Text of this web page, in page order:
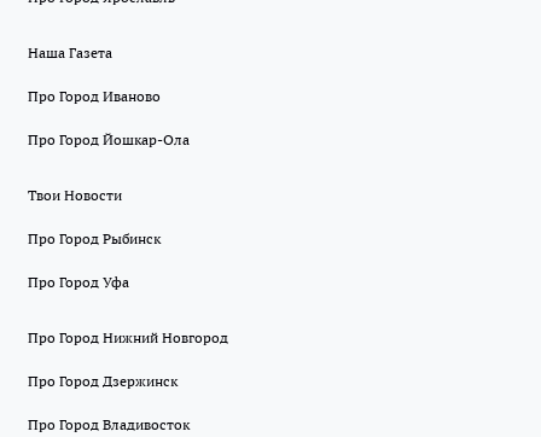
Наша Газета
Про Город Иваново
Про Город Йошкар-Ола
Твои Новости
Про Город Рыбинск
Про Город Уфа
Про Город Нижний Новгород
Про Город Дзержинск
Про Город Владивосток